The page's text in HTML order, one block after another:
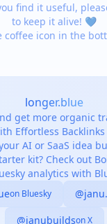
find it useful,
to keep it alive! 💙
coffee icon in the
longer.blue
get more organic
Effortless
AI or SaaS idea
kit? Check out
analytics with
on Bluesky
@janubuildson X